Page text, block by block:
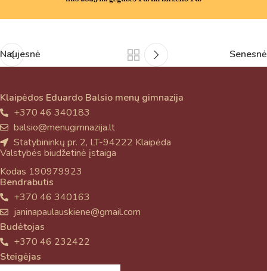
Naujesnė Senesnė
Klaipėdos Eduardo Balsio menų gimnazija
+370 46 340183
balsio@menugimnazija.lt
Statybininkų pr. 2, LT-94222 Klaipėda
Valstybės biudžetinė įstaiga
Kodas 190979923
Bendrabutis
+370 46 340163
janinapaulauskiene@gmail.com
Budėtojas
+370 46 232422
Steigėjas